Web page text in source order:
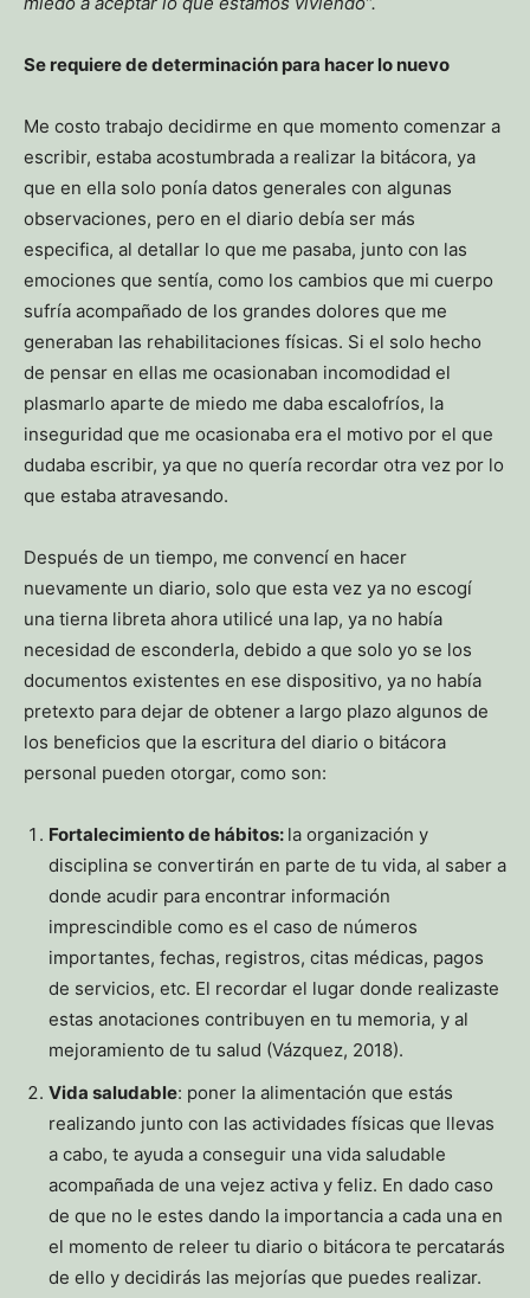
Se requiere de determinación para hacer lo nuevo
Me costo trabajo decidirme en que momento comenzar a
escribir, estaba acostumbrada a realizar la bitácora, ya
que en ella solo ponía datos generales con algunas
observaciones, pero en el diario debía ser más
especifica, al detallar lo que me pasaba, junto con las
emociones que sentía, como los cambios que mi cuerpo
sufría acompañado de los grandes dolores que me
generaban las rehabilitaciones físicas. Si el solo hecho
de pensar en ellas me ocasionaban incomodidad el
plasmarlo aparte de miedo me daba escalofríos, la
inseguridad que me ocasionaba era el motivo por el que
dudaba escribir, ya que no quería recordar otra vez por lo
que estaba atravesando.
Después de un tiempo, me convencí en hacer
nuevamente un diario, solo que esta vez ya no escogí
una tierna libreta ahora utilicé una lap, ya no había
necesidad de esconderla, debido a que solo yo se los
documentos existentes en ese dispositivo, ya no había
pretexto para dejar de obtener a largo plazo algunos de
los beneficios que la escritura del diario o bitácora
personal pueden otorgar, como son:
Fortalecimiento de hábitos: la organización y
disciplina se convertirán en parte de tu vida, al saber a
donde acudir para encontrar información
imprescindible como es el caso de números
importantes, fechas, registros, citas médicas, pagos
de servicios, etc. El recordar el lugar donde realizaste
estas anotaciones contribuyen en tu memoria, y al
mejoramiento de tu salud (Vázquez, 2018).
Vida saludable: poner la alimentación que estás
realizando junto con las actividades físicas que llevas
a cabo, te ayuda a conseguir una vida saludable
acompañada de una vejez activa y feliz. En dado caso
de que no le estes dando la importancia a cada una en
el momento de releer tu diario o bitácora te percatarás
de ello y decidirás las mejorías que puedes realizar.